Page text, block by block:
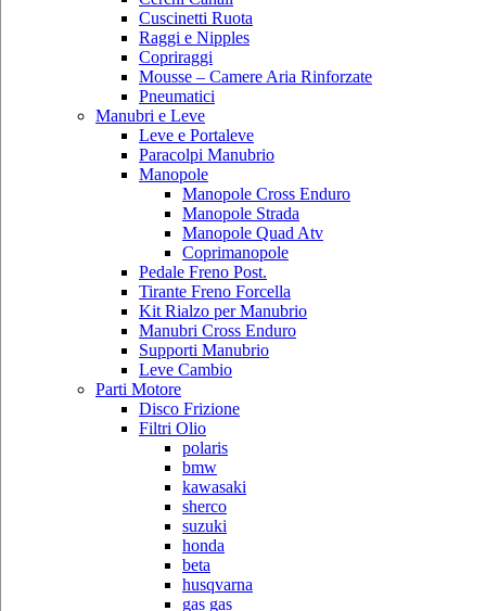
Cuscinetti Ruota
Raggi e Nipples
Copriraggi
Mousse – Camere Aria Rinforzate
Pneumatici
Manubri e Leve
Leve e Portaleve
Paracolpi Manubrio
Manopole
Manopole Cross Enduro
Manopole Strada
Manopole Quad Atv
Coprimanopole
Pedale Freno Post.
Tirante Freno Forcella
Kit Rialzo per Manubrio
Manubri Cross Enduro
Supporti Manubrio
Leve Cambio
Parti Motore
Disco Frizione
Filtri Olio
polaris
bmw
kawasaki
sherco
suzuki
honda
beta
husqvarna
gas gas